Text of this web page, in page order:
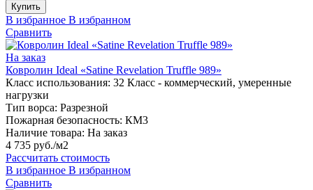
Купить
В избранное В избранном
Сравнить
На заказ
Ковролин Ideal «Satine Revelation Truffle 989»
Класс использования: 32 Класс - коммерческий, умеренные
нагрузки
Тип ворса: Разрезной
Пожарная безопасность: КМ3
Наличие товара: На заказ
4 735 руб./м2
Рассчитать стоимость
В избранное В избранном
Сравнить